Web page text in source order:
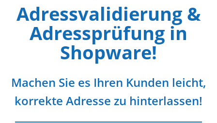
Adressvalidierung &
Adressprüfung in
Shopware!
Machen Sie es Ihren Kunden leicht,
korrekte Adresse zu hinterlassen!